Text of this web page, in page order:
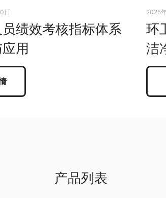
日
绩效考核指标体系
用
2025
环
洁
产品列表